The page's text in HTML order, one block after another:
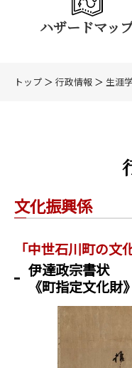
ハザードマッ
トップ ＞ 行政情報 ＞ 生涯
文化振興係
「中世石川町の文
伊達政宗書状
《町指定文化財》